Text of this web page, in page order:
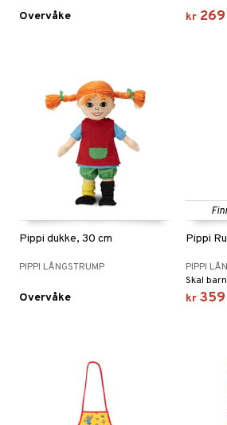
Overvåke kr 269
Pippi dukke, 30 cm
PIPPI LÅNGSTRUMP
Overvåke
Pippi
PIPPI
kr 359